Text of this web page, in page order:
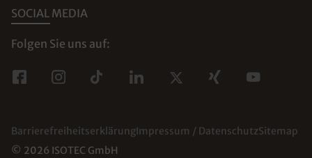
SOCIAL MEDIA
Folgen Sie uns auf:
Barrierefreiheitserklärung Impressum / DatenschutzSitemap
© 2026 ISOTEC GmbH